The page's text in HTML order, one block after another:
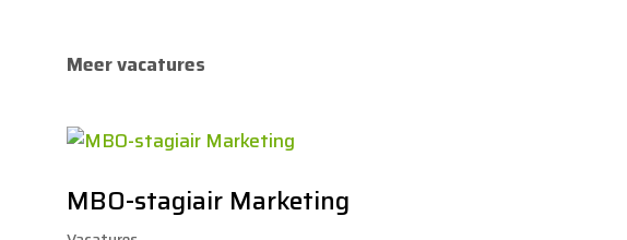
Meer vacatures
MBO-stagiair Marketing